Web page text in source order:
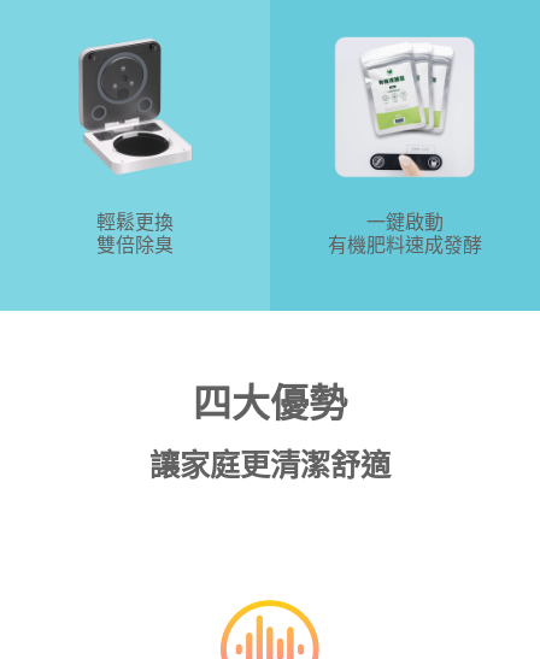
輕鬆更換
雙倍除臭
一鍵啟動
有機肥料速成發酵
四大優勢
讓家庭更清潔舒適